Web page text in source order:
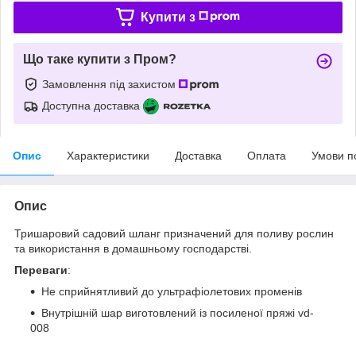
Купити з
Що таке купити з Пром?
Замовлення під захистом
Доступна доставка
Опис Характеристики Доставка Оплата Умови
Опис
Тришаровий садовий шланг призначений для поливу рослин
та використання в домашньому господарстві.
Переваги:
Не сприйнятливий до ультрафіолетових променів
Внутрішній шар виготовлений із посиленої пряжі vd-
008